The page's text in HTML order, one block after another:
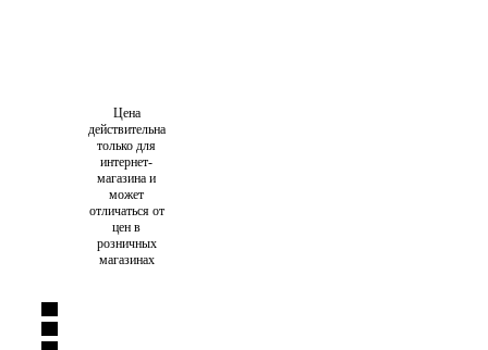
Цена
действительна
только для
интернет-
магазина и
может
отличаться от
цен в
розничных
магазинах